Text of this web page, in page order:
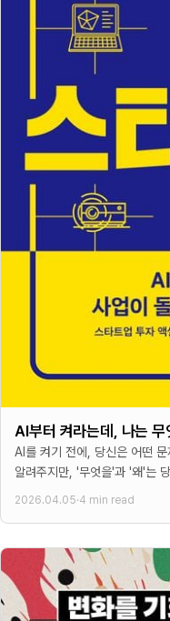
AI부터 켜라는데, 나는
AI를 켜기 전에, 당신은 어떤
알려주지만, '무엇을'과 '왜'는
2026.04.05·4 min read